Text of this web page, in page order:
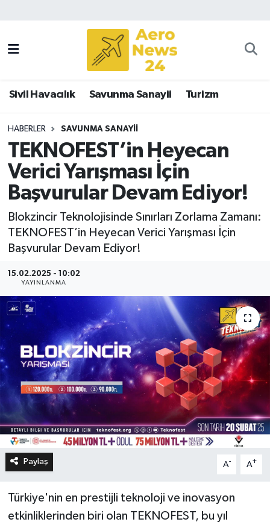
Sivil Havacılık Savunma Sanayii Turizm
HABERLER SAVUNMA SANAYII
TEKNOFEST’in Heyecan
Verici Yarışması İçin
Başvurular Devam Ediyor!
Blokzincir Teknolojisinde Sınırları Zorlama Zamanı:
TEKNOFEST’in Heyecan Verici Yarışması İçin
Başvurular Devam Ediyor!
15.02.2025 - 10:02
YAYINLANMA
Paylaş A- A+
Türkiye'nin en prestijli teknoloji ve inovasyon
etkinliklerinden biri olan TEKNOFEST, bu yıl